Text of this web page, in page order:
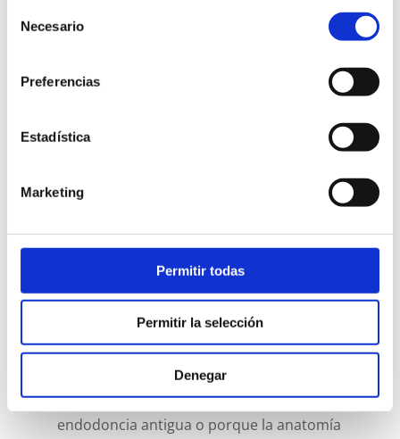
Necesario
Preferencias
Estadística
Marketing
Permitir todas
Permitir la selección
Denegar
procedimiento en función de las pruebas
contamos con el TAC dental de haz cónico
tratamientos.
Apicectomías
A veces es imposible abordar los
conductos del nervio desde el diente. Bien
porque existe una obstrucción por una
endodoncia antigua o porque la anatomía